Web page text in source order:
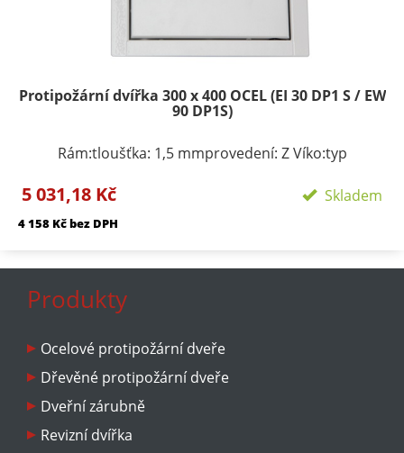
Protipožární dvířka 300 x 400 OCEL (EI 30 DP1 S / EW
90 DP1S)
Rám:tloušťka: 1,5 mmprovedení: Z Víko:typ
podle rozměru 1-3provedení: plechové víko s
5 031,18 Kč Skladem
4 158 Kč bez DPH
Produkty
Ocelové protipožární dveře
Dřevěné protipožární dveře
Dveřní zárubně
Revizní dvířka